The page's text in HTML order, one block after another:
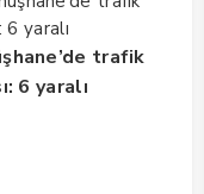
trafik
6 yaralı